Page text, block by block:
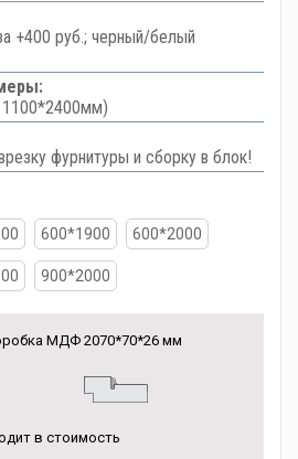
+400 руб.; черный/белый
1100*2400мм)
фурнитуры и сборку в блок!
600*1900 600*2000
900*2000
МДФ 2070*70*26 мм
в стоимость